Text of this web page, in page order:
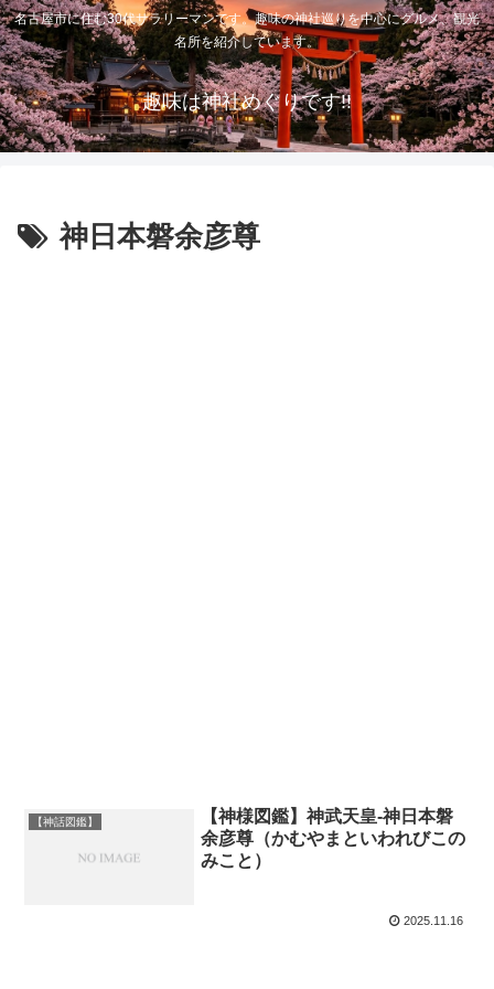
名古屋市に住む30代サラリーマンです。趣味の神社巡りを中心にグルメ、観光
名所を紹介しています。
趣味は神社めぐりです!!
神日本磐余彦尊
【神話図鑑】
【神様図鑑】神武天皇-神日本磐
余彦尊（かむやまといわれびこの
みこと）
2025.11.16